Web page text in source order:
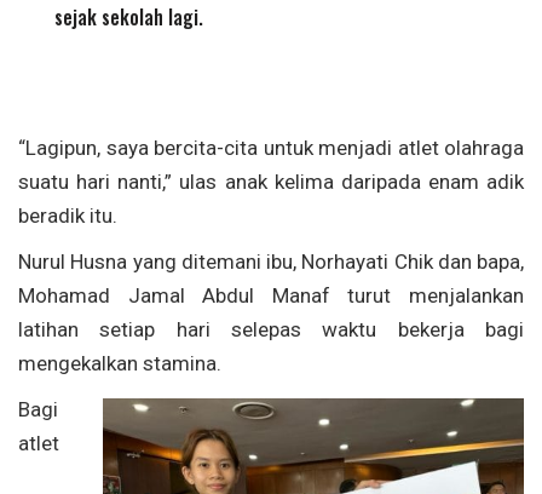
sejak sekolah lagi.
“Lagipun, saya bercita-cita untuk menjadi atlet olahraga
suatu hari nanti,” ulas anak kelima daripada enam adik
beradik itu.
Nurul Husna yang ditemani ibu, Norhayati Chik dan bapa,
Mohamad Jamal Abdul Manaf turut menjalankan
latihan setiap hari selepas waktu bekerja bagi
mengekalkan stamina.
Bagi
atlet